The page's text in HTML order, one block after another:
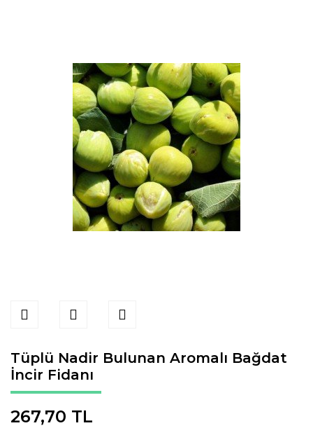
Tüplü Nadir Bulunan Aromalı Bağdat
İncir Fidanı
267,70 TL